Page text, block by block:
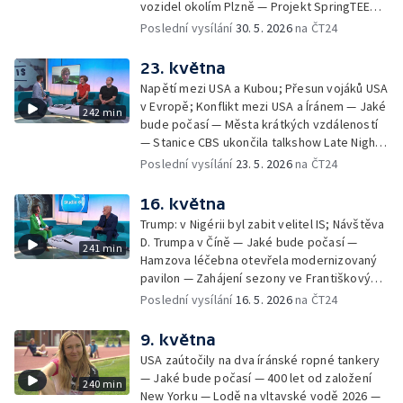
Primátorky — Zelenskyj navrhl v dopise
Putinovi schůzku; Putin jednal se
for People — Den otevřených dveří
Archeologického centra Olomouc —
Blahořečení kněží Buly a Drboly — Bahna
2026: defilé historické vojenské techniky
vozidel okolím Plzně — Projekt SpringTEEN
— Černé ovce: komplikace při odletu na
Podještědí — Vědci rozluštili tzv. Borgovu
šifru — Festival Karoliny Světlé —
Roztroušenou sklerózu se daří zachytit včas
— Pořad Zkraje o černých stavbách —
Dohoda o prodloužení příměří mezi USA a
Íránem — Příběhy z pitevny: povolání
soudního znalce — Mezi ploty 2026 — Velký
Paraple — LAVRS Market — Preventivní akce
Kolama dolů
Poslední vysílání30. 5. 2026na ČT24
242 min
23. května
Napětí mezi USA a Kubou; Přesun vojáků USA
v Evropě; Konflikt mezi USA a Íránem — Jaké
bude počasí — Města krátkých vzdáleností
— Stanice CBS ukončila talkshow Late Night
— Obnova historického větrného mlýna u
bankéře — Vědci objasňují zmizení
Franklinovy expedice — Bezpečnostní
konference Globsec — Evropský den
chráněných území v českých NP — Dálková
turistika: jak nepřecenit své síly — Čeští
hokejisté se utkají se Slováky — Zelenskyj
se zúčastní summitu NATO v Ankaře —
— Kanadská Alberta uvažuje o nezávislosti
— Dny soukromých hradů a zámků —
Prevence před vznikem požárů — Pohneme
Karlovarským krajem
Poslední vysílání 23. 5. 2026na ČT24
241 min
16. května
Trump: v Nigérii byl zabit velitel IS; Návštěva
D. Trumpa v Číně — Jaké bude počasí —
Hamzova léčebna otevřela modernizovaný
pavilon — Zahájení sezony ve Františkových
Lázních — Pochod Praha–Prčice — Černé
Pražském jaru — Brigády na léto —
Autobusový den PID na Letné — Hypertenze
už není jen chorobou seniorů — Zkraje:
česko-slovensko-polské trojmezí — Ruská
Poslední vysílání16. 5. 2026na ČT24
240 min
9. května
USA zaútočily na dva íránské ropné tankery
— Jaké bude počasí — 400 let od založení
New Yorku — Lodě na vltavské vodě 2026 —